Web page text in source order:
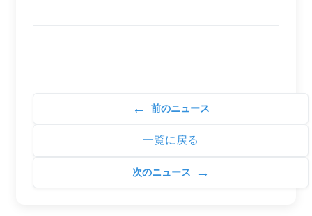
← 前のニュース
一覧に戻る
次のニュース →